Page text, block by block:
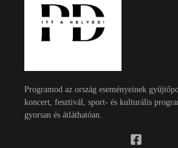
Programod az ország eseményeinek
koncert, fesztivál, sport- és kulturális
gyorsan és átláthatóan.